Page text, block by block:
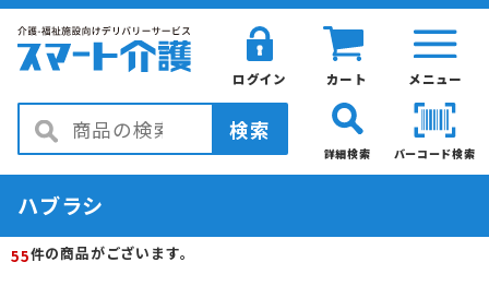
メニュー
カート
ログイン
検索
バーコード検索
詳細検索
ハブラシ
55件の商品がございます。